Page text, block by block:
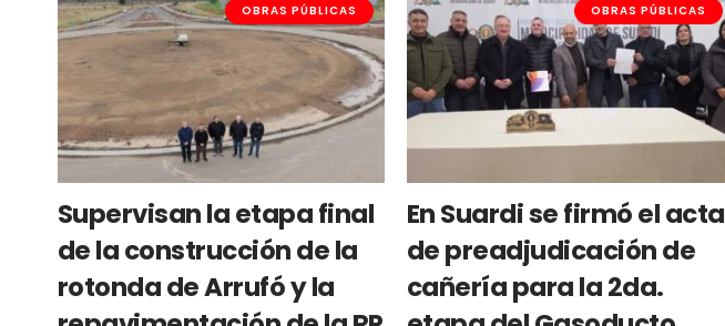
OBRAS PÚBLICAS
Supervisan la etapa final
de la construcción de la
rotonda de Arrufó y la
OBRAS PÚBLICAS
En Suardi se firmó el acta
de preadjudicación de
cañería para la 2da.